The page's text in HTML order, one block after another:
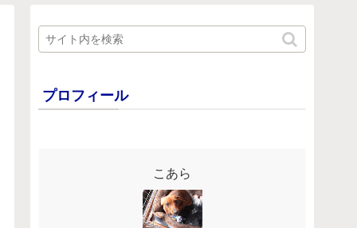
プロフィール
こあら